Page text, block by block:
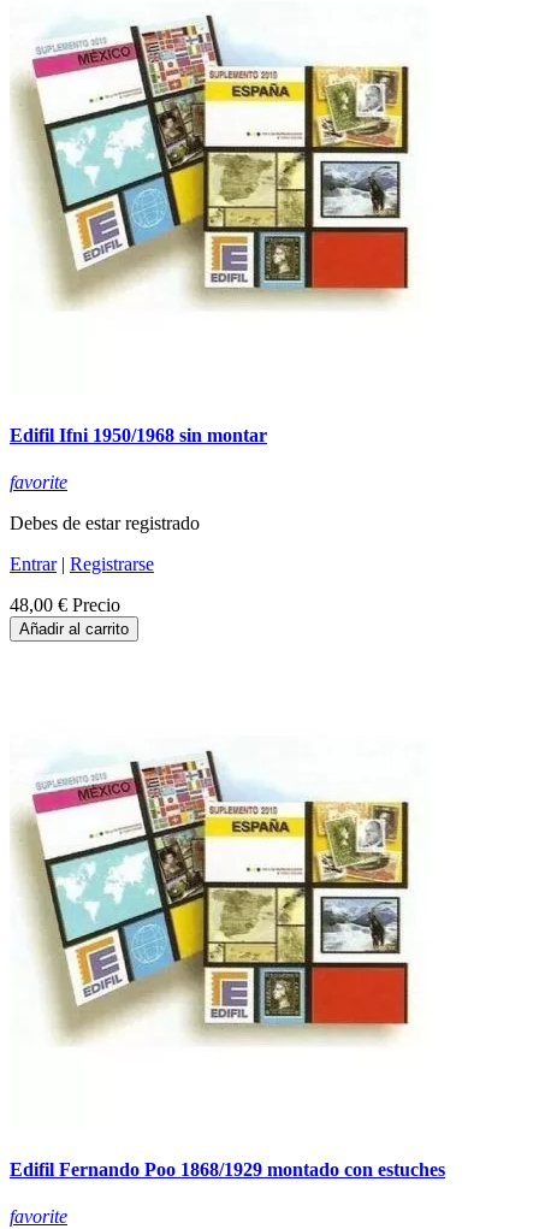
Edifil Ifni 1950/1968 sin montar
favorite
Debes de estar registrado
Entrar| Registrarse
48,00 € Precio
Añadir al carrito
Edifil Fernando Poo 1868/1929 montado con estuches
favorite